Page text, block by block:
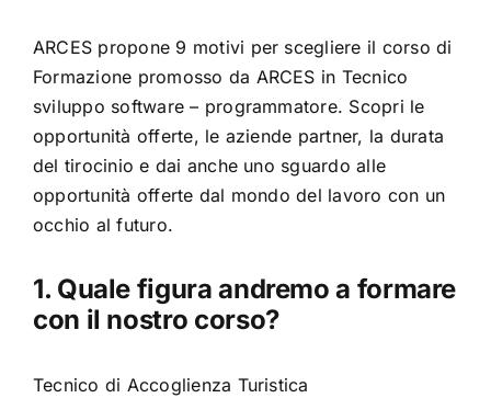
ARCES propone 9 motivi per scegliere il corso di
Formazione promosso da ARCES in Tecnico
sviluppo software – programmatore. Scopri le
opportunità offerte, le aziende partner, la durata
del tirocinio e dai anche uno sguardo alle
opportunità offerte dal mondo del lavoro con un
occhio al futuro.
1. Quale figura andremo a formare
con il nostro corso?
Tecnico di Accoglienza Turistica